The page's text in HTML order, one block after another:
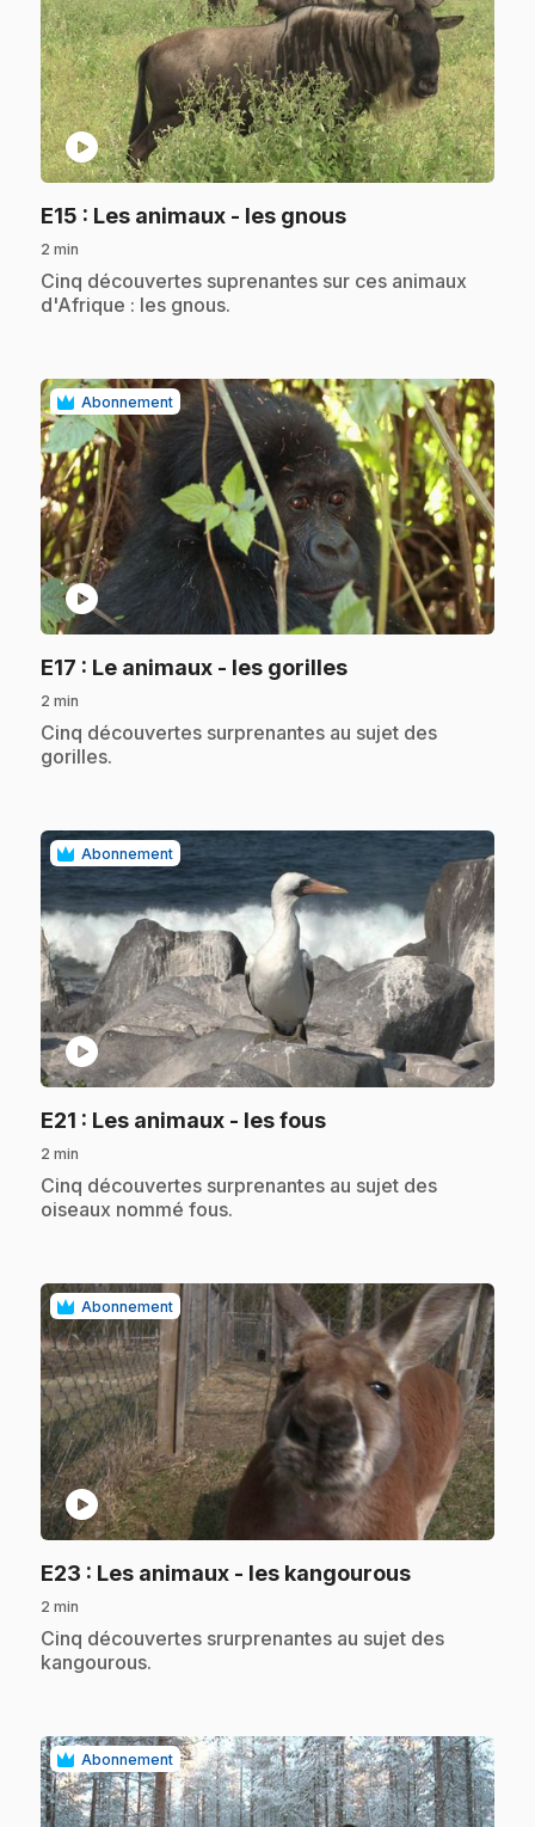
play_circle
E15 : Les animaux - les gnous.
2 min
.Cinq découvertes suprenantes sur ces animaux
d'Afrique : les gnous.
Abonnement
play_circle
E17 : Le animaux - les gorilles.
2 min
.Cinq découvertes surprenantes au sujet des
gorilles.
Abonnement
play_circle
E21 : Les animaux - les fous.
2 min
.Cinq découvertes surprenantes au sujet des
oiseaux nommé fous.
Abonnement
play_circle
E23 : Les animaux - les kangourous.
2 min
.Cinq découvertes srurprenantes au sujet des
kangourous.
Abonnement